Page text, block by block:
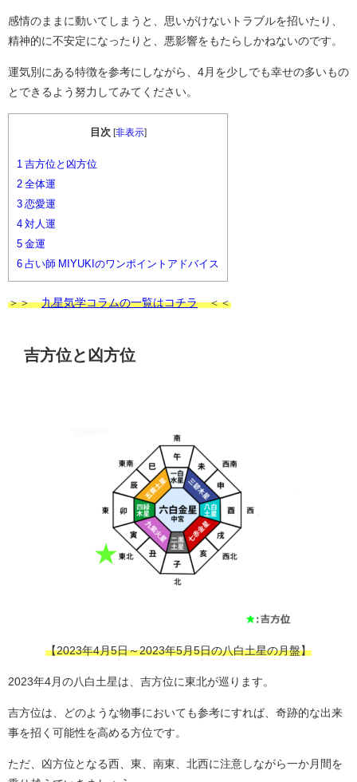
感情のままに動いてしまうと、思いがけないトラブルを招いたり、
精神的に不安定になったりと、悪影響をもたらしかねないのです。
運気別にある特徴を参考にしながら、4月を少しでも幸せの多いもの
とできるよう努力してみてください。
目次 非表示]
1 吉方位と凶方位
2 全体運
3 恋愛運
4 対人運
5 金運
6 占い師 MIYUKIのワンポイントアドバイス
＞＞九星気学コラムの一覧はコチラ＜＜
吉方位と凶方位
【2023年4月5日～2023年5月5日の八白土星の月盤】
2023年4月の八白土星は、吉方位に東北が巡ります。
吉方位は、どのような物事においても参考にすれば、奇跡的な出来
事を招く可能性を高める方位です。
ただ、凶方位となる西、東、南東、北西に注意しながら一か月間を